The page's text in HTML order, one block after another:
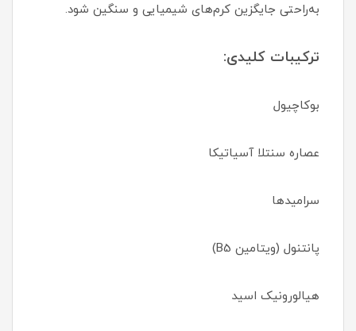
به‌راحتی جایگزین کرم‌های شیمیایی و سنگین شود.
ترکیبات کلیدی:
بوکاچیول
عصاره سنتلا آسیاتیکا
سرامیدها
پانتنول (ویتامین B5)
هیالورونیک اسید